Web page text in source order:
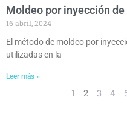
Moldeo por inyección
16 abril, 2024
El método de moldeo por
utilizadas en la
Leer más »
1 2 3 4